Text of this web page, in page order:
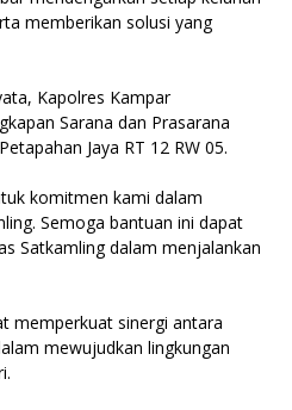
memberikan solusi yang
Kapolres Kampar
Sarana dan Prasarana
Jaya RT 12 RW 05.
komitmen kami dalam
Semoga bantuan ini dapat
Satkamling dalam menjalankan
memperkuat sinergi antara
mewujudkan lingkungan